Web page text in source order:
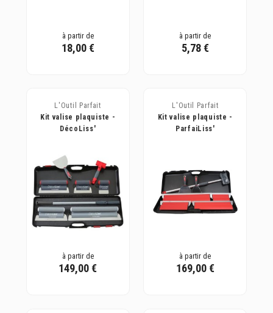
à partir de
18,00 €
à partir de
5,78 €
L'Outil Parfait
Kit valise plaquiste -
DécoLiss'
à partir de
149,00 €
L'Outil Parfait
Kit valise plaquiste -
ParfaiLiss'
à partir de
169,00 €